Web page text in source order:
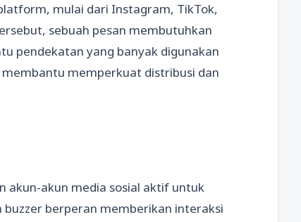
mulai dari Instagram, TikTok,
sebuah pesan membutuhkan
pendekatan yang banyak digunakan
memperkuat distribusi dan
akun-akun media sosial aktif untuk
berperan memberikan interaksi